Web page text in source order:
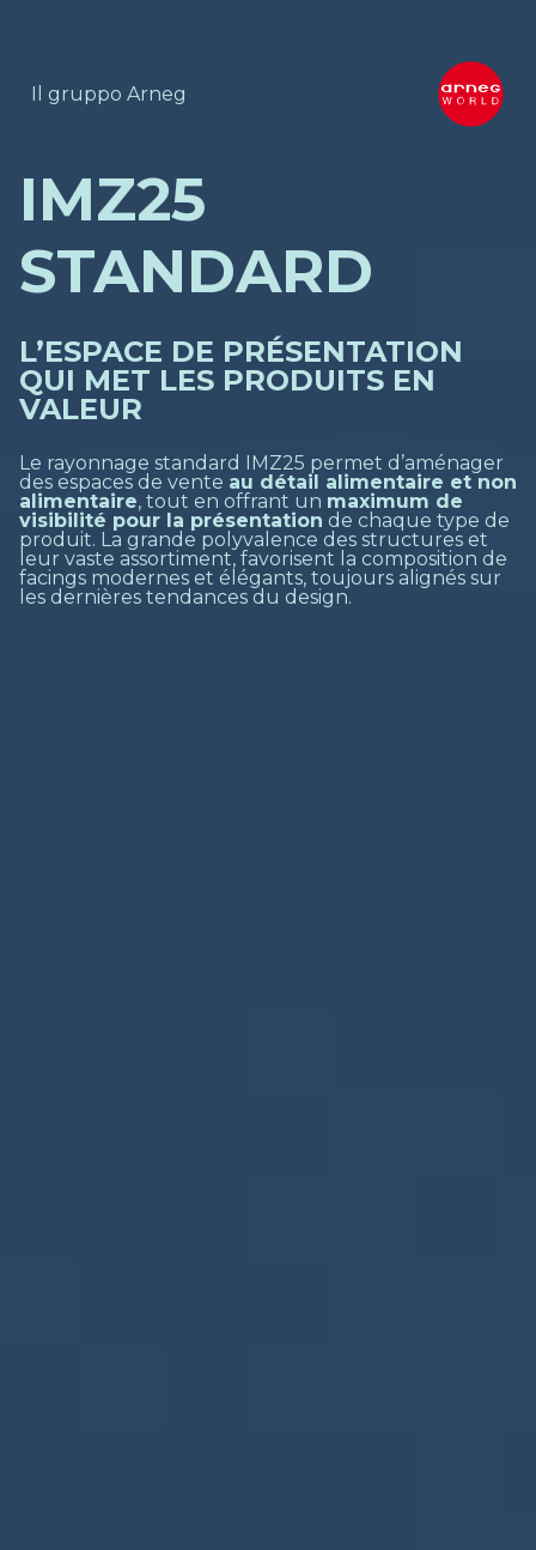
Il gruppo Arneg
IMZ25
STANDARD
L’ESPACE DE PRÉSENTATION
QUI MET LES PRODUITS EN
VALEUR
Le rayonnage standard IMZ25 permet d’aménager
des espaces de vente au détail alimentaire et non
alimentaire, tout en offrant un maximum de
visibilité pour la présentation de chaque type de
produit. La grande polyvalence des structures et
leur vaste assortiment, favorisent la composition de
facings modernes et élégants, toujours alignés sur
les dernières tendances du design.